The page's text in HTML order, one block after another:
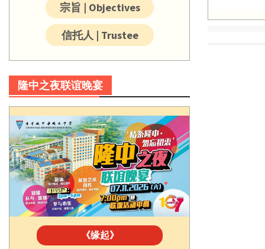
宗旨 | Objectives
信托人 | Trustee
隆中之夜联谊晚宴
《缘起》